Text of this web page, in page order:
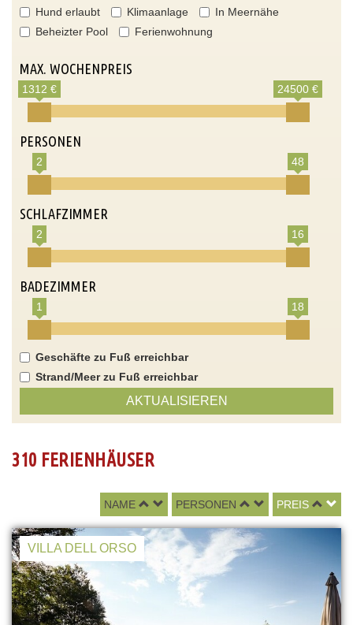
Hund erlaubt
Klimaanlage
In Meernähe
Beheizter Pool
Ferienwohnung
MAX. WOCHENPREIS
1312 € 24500 €
PERSONEN
2 48
SCHLAFZIMMER
2 16
BADEZIMMER
1 18
Geschäfte zu Fuß erreichbar
Strand/Meer zu Fuß erreichbar
AKTUALISIEREN
310 FERIENHÄUSER
NAME PERSONEN PREIS
VILLA DELL ORSO